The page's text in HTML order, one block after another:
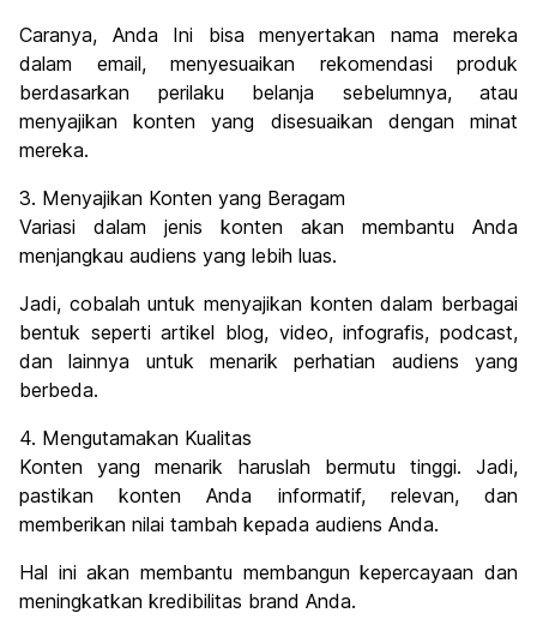
Caranya, Anda Ini bisa menyertakan nama mereka
dalam email, menyesuaikan rekomendasi produk
berdasarkan perilaku belanja sebelumnya, atau
menyajikan konten yang disesuaikan dengan minat
mereka.
3. Menyajikan Konten yang Beragam
Variasi dalam jenis konten akan membantu Anda
menjangkau audiens yang lebih luas.
Jadi, cobalah untuk menyajikan konten dalam berbagai
bentuk seperti artikel blog, video, infografis, podcast,
dan lainnya untuk menarik perhatian audiens yang
berbeda.
4. Mengutamakan Kualitas
Konten yang menarik haruslah bermutu tinggi. Jadi,
pastikan konten Anda informatif, relevan, dan
memberikan nilai tambah kepada audiens Anda.
Hal ini akan membantu membangun kepercayaan dan
meningkatkan kredibilitas brand Anda.